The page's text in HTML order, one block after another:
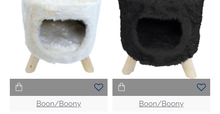
Boon/Boony
Boon/Boony